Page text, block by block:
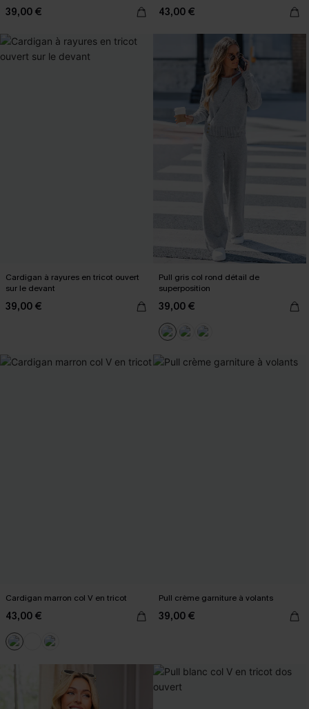
39,00 € 43,00 €
Cardigan à rayures en tricot ouvert
sur le devant
39,00 €
Pull gris col rond détail de
superposition
39,00 €
Cardigan marron col V en tricot
43,00 €
Pull crème garniture à volants
39,00 €